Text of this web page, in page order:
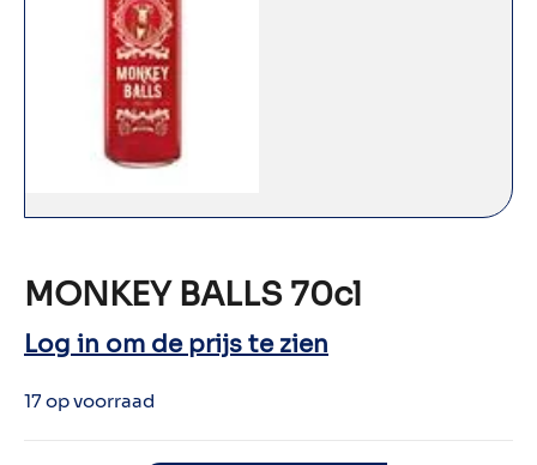
MONKEY BALLS 70cl
Log in om de prijs te zien
17 op voorraad